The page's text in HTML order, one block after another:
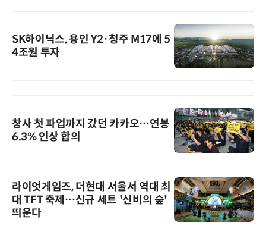
SK하이닉스, 용인 Y2·청주 M17에 5
4조원 투자
창사 첫 파업까지 갔던 카카오…연봉
6.3% 인상 합의
라이엇게임즈, 더현대 서울서 역대 최
대 TFT 축제…신규 세트 '신비의 숲'
띄운다